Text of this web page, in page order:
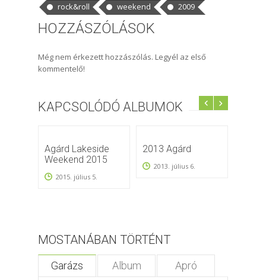
rock&roll
weekend 2009
HOZZÁSZÓLÁSOK
Még nem érkezett hozzászólás. Legyél az első
kommentelő!
KAPCSOLÓDÓ ALBUMOK
Agárd Lakeside
Weekend 2015
2015. július 5.
2013 Agárd
2013. július 6.
MOSTANÁBAN TÖRTÉNT
Garázs Album Apró